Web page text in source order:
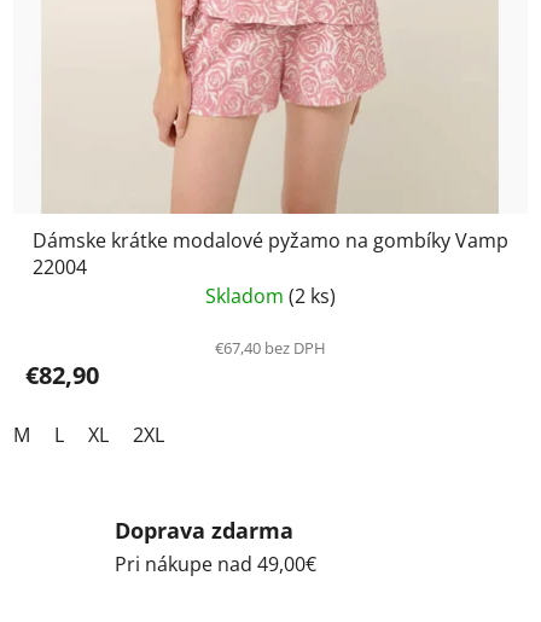
Dámske krátke modalové pyžamo na gombíky Vamp
22004
Skladom (2 ks)
€67,40 bez DPH
€82,90
M L XL 2XL
Doprava zdarma
Pri nákupe nad 49,00€